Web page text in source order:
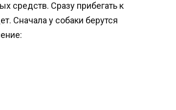
средств. Сразу прибегать к
Сначала у собаки берутся